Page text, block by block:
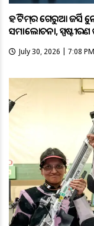
ହକି ଟିମ୍‌ର ଗେରୁଆ ଜର୍ସିକୁ
ସମାଲୋଚନା, ସ୍ପଷ୍ଟୀକରଣ
July 30, 2026 | 7:08 PM